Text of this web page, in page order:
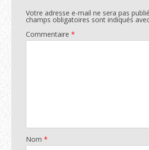
Votre adresse e-mail ne sera pas
champs obligatoires sont indiqués
Commentaire *
Nom *